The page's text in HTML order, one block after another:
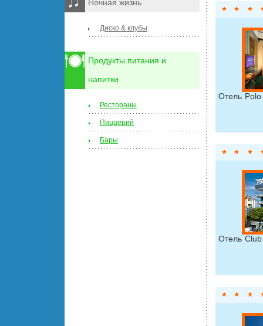
Отель
Отель
Ночная жизнь
Диско & клубы
Продукты питания и
напитки
Рестораны
Пиццерий
Бары